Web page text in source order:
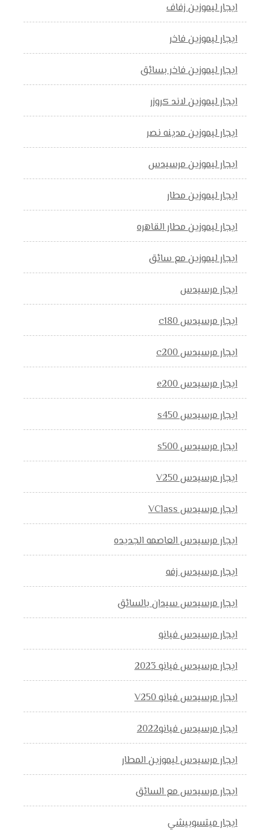
ايجار ليموزين زفاف
ايجار ليموزين فاخر
ايجار ليموزين فاخر بسائق
ايجار ليموزين لاند كروزر
ايجار ليموزين مدينه نصر
ايجار ليموزين مرسيدس
ايجار ليموزين مطار
ايجار ليموزين مطار القاهره
ايجار ليموزين مع سائق
ايجار مرسيدس
ايجار مرسيدس c180
ايجار مرسيدس c200
ايجار مرسيدس e200
ايجار مرسيدس s450
ايجار مرسيدس s500
ايجار مرسيدس V250
ايجار مرسيدس VClass
ايجار مرسيدس العاصمه الجديده
ايجار مرسيدس زفه
ايجار مرسيدس سيدان بالسائق
ايجار مرسيدس فيانو
ايجار مرسيدس فيانو 2023
ايجار مرسيدس فيانو V250
ايجار مرسيدس فيانو2022
ايجار مرسيدس ليموزين المطار
ايجار مرسيدس مع السائق
ايجار ميتسوبيشي